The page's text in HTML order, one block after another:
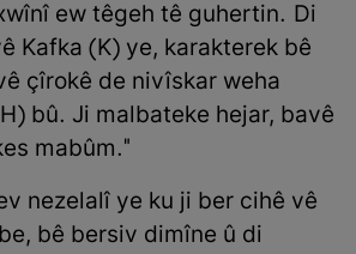
ew têgeh tê guhertin. Di
Kafka (K) ye, karakterek bê
çîrokê de nivîskar weha
bû. Ji malbateke hejar, bavê
mabûm."
nezelalî ye ku ji ber cihê vê
bê bersiv dimîne û di